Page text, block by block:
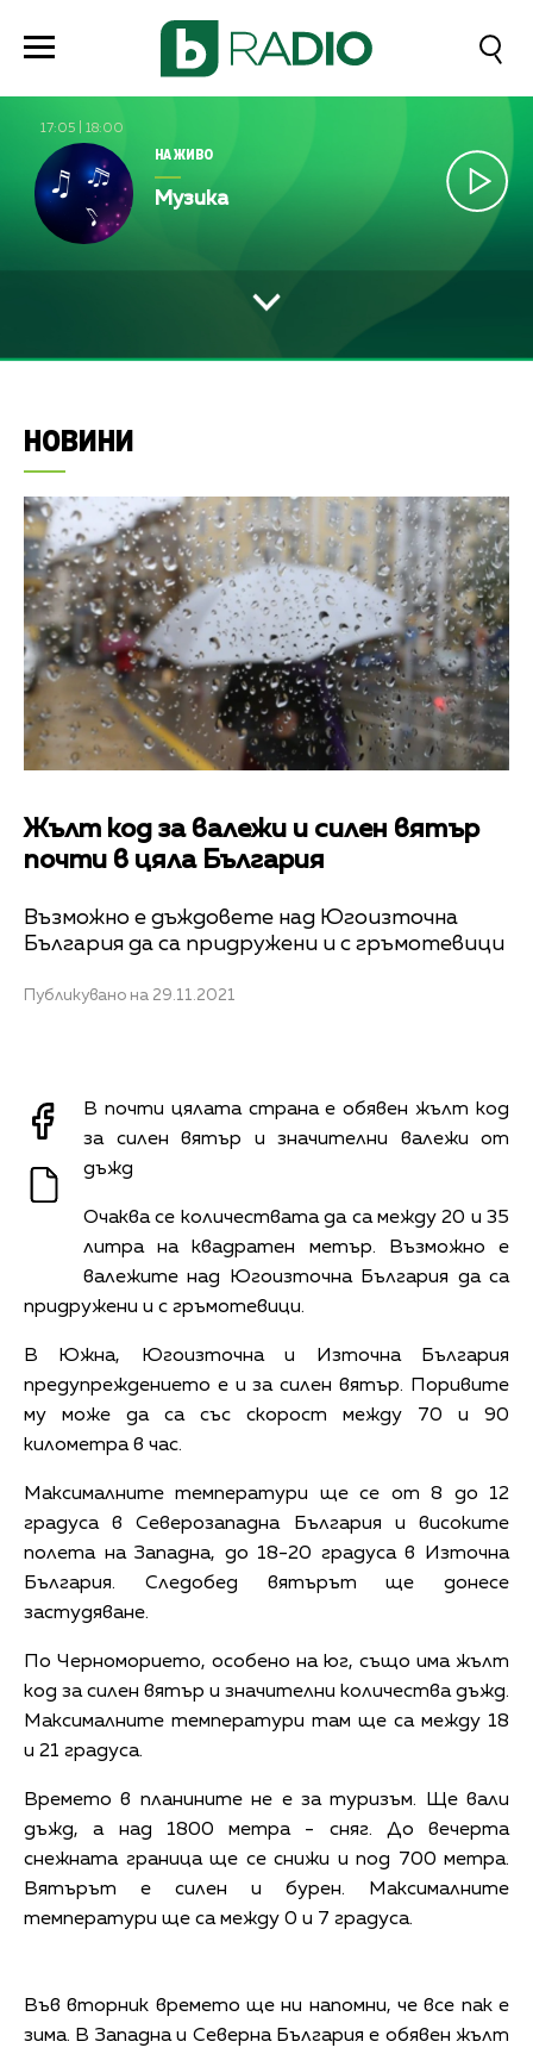
17:05 18:00
НА ЖИВО
Музика
НОВИНИ
Жълт код за валежи и силен вятър
почти в цяла България
Възможно е дъждовете над Югоизточна
България да са придружени и с гръмотевици
Публикувано на 29.11.2021
В почти цялата страна е обявен жълт код
за силен вятър и значителни валежи от
дъжд
Очаква се количествата да са между 20 и 35
литра на квадратен метър. Възможно е
валежите над Югоизточна България да са
придружени и с гръмотевици.
В Южна, Югоизточна и Източна България
предупреждението е и за силен вятър. Поривите
му може да са със скорост между 70 и 90
километра в час.
Максималните температури ще се от 8 до 12
градуса в Северозападна България и високите
полета на Западна, до 18-20 градуса в Източна
България. Следобед вятърът ще донесе
застудяване.
По Черноморието, особено на юг, също има жълт
код за силен вятър и значителни количества дъжд.
Максималните температури там ще са между 18
и 21 градуса.
Времето в планините не е за туризъм. Ще вали
дъжд, а над 1800 метра - сняг. До вечерта
снежната граница ще се снижи и под 700 метра.
Вятърът е силен и бурен. Максималните
температури ще са между 0 и 7 градуса.
Във вторник времето ще ни напомни, че все пак е
зима. В Западна и Северна България е обявен жълт